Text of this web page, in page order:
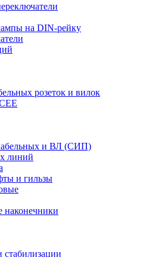
на DIN-рейку
розеток и вилок
и ВЛ (СИП)
линий
и гильзы
наконечники
стабилизации